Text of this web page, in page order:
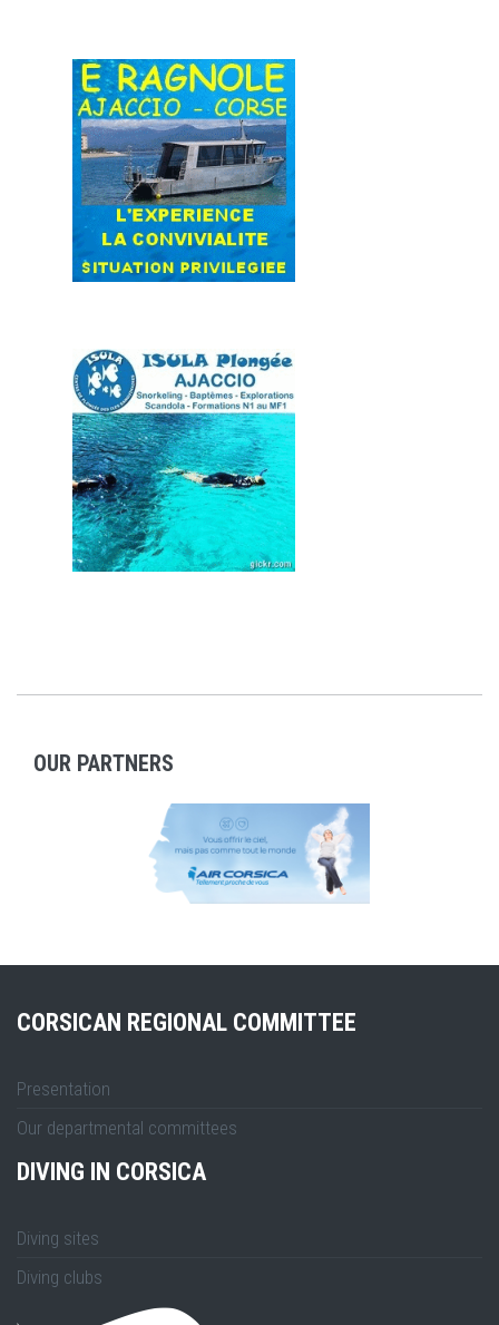
OUR PARTNERS
CORSICAN REGIONAL COMMITTEE
Presentation
Our departmental committees
DIVING IN CORSICA
Diving sites
Diving clubs